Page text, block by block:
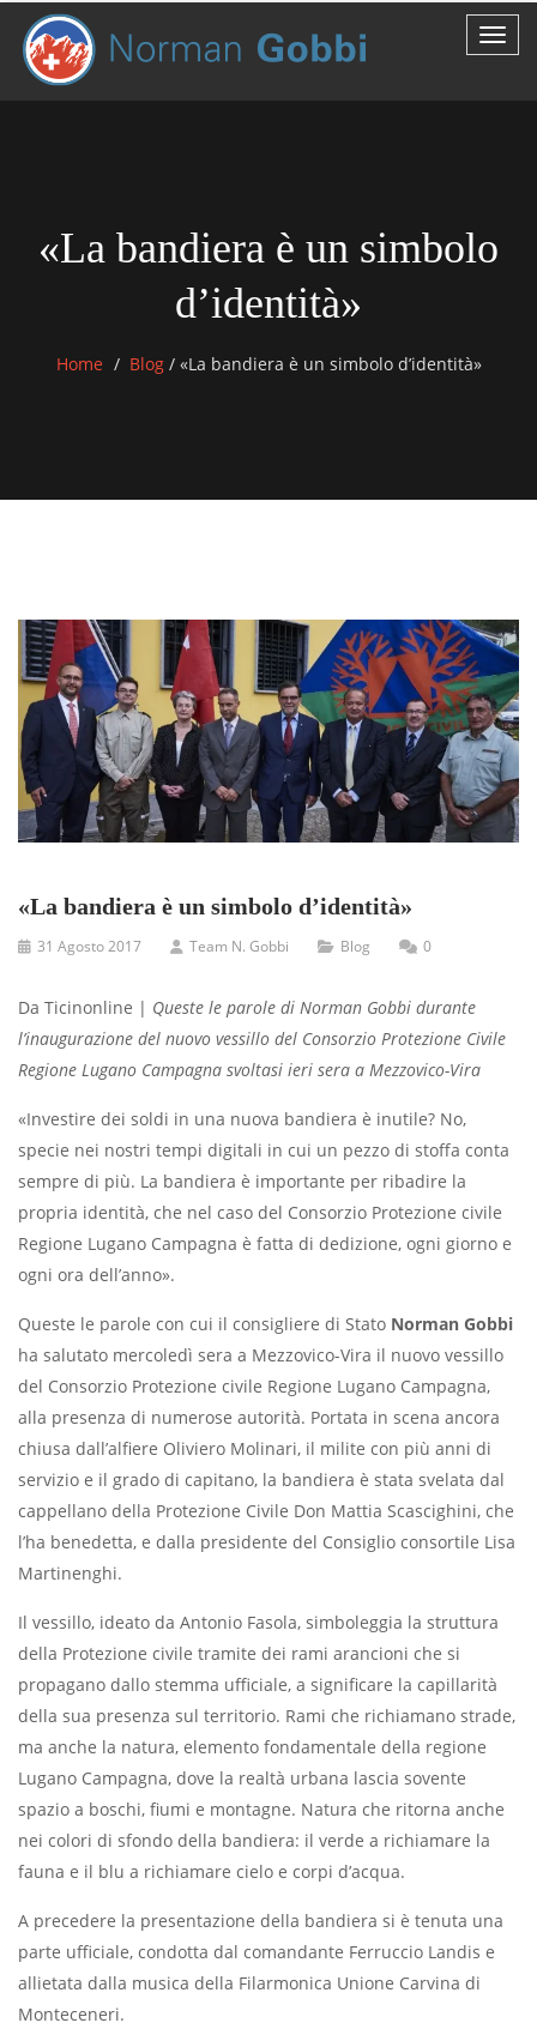
«La bandiera è un simbolo
d’identità»
Home Blog /«La bandiera è un simbolo d’identità»
«La bandiera è un simbolo d’identità»
31 Agosto 2017 Team N. Gobbi Blog 0
Da Ticinonline | Queste le parole di Norman Gobbi durante
l’inaugurazione del nuovo vessillo del Consorzio Protezione Civile
Regione Lugano Campagna svoltasi ieri sera a Mezzovico-Vira
«Investire dei soldi in una nuova bandiera è inutile? No,
specie nei nostri tempi digitali in cui un pezzo di stoffa conta
sempre di più. La bandiera è importante per ribadire la
propria identità, che nel caso del Consorzio Protezione civile
Regione Lugano Campagna è fatta di dedizione, ogni giorno e
ogni ora dell’anno».
Queste le parole con cui il consigliere di Stato Norman Gobbi
ha salutato mercoledì sera a Mezzovico-Vira il nuovo vessillo
del Consorzio Protezione civile Regione Lugano Campagna,
alla presenza di numerose autorità. Portata in scena ancora
chiusa dall’alfiere Oliviero Molinari, il milite con più anni di
servizio e il grado di capitano, la bandiera è stata svelata dal
cappellano della Protezione Civile Don Mattia Scascighini, che
l’ha benedetta, e dalla presidente del Consiglio consortile Lisa
Martinenghi.
Il vessillo, ideato da Antonio Fasola, simboleggia la struttura
della Protezione civile tramite dei rami arancioni che si
propagano dallo stemma ufficiale, a significare la capillarità
della sua presenza sul territorio. Rami che richiamano strade,
ma anche la natura, elemento fondamentale della regione
Lugano Campagna, dove la realtà urbana lascia sovente
spazio a boschi, fiumi e montagne. Natura che ritorna anche
nei colori di sfondo della bandiera: il verde a richiamare la
fauna e il blu a richiamare cielo e corpi d’acqua.
A precedere la presentazione della bandiera si è tenuta una
parte ufficiale, condotta dal comandante Ferruccio Landis e
allietata dalla musica della Filarmonica Unione Carvina di
Monteceneri.